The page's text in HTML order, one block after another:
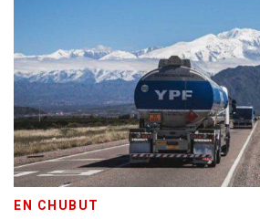
EN CHUBUT